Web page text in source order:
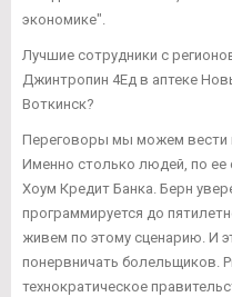
экономике".
Лучшие сотрудники с
Джинтропин 4Ед в аптеке
Воткинск?
Переговоры мы можем вести
Именно столько людей, по
Хоум Кредит Банка. Берн
программируется до
живем по этому сценарию. И
понервничать болельщиков.
технократическое